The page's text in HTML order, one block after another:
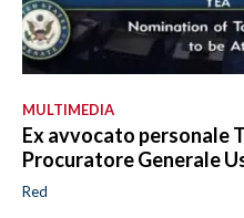
MULTIMEDIA
Ex avvocato personale
Procuratore Generale
Red